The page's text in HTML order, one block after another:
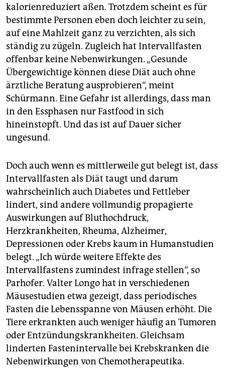
kalorienreduziert aßen. Trotzdem scheint es für
bestimmte Personen eben doch leichter zu sein,
auf eine Mahlzeit ganz zu verzichten, als sich
ständig zu zügeln. Zugleich hat Intervallfasten
offenbar keine Nebenwirkungen. „Gesunde
Übergewichtige können diese Diät auch ohne
ärztliche Beratung ausprobieren“, meint
Schürmann. Eine Gefahr ist allerdings, dass man
in den Essphasen nur Fastfood in sich
hineinstopft. Und das ist auf Dauer sicher
ungesund.
Doch auch wenn es mittlerweile gut belegt ist, dass
Intervallfasten als Diät taugt und darum
wahrscheinlich auch Diabetes und Fettleber
lindert, sind andere vollmundig propagierte
Auswirkungen auf Bluthochdruck,
Herzkrankheiten, Rheuma, Alzheimer,
Depressionen oder Krebs kaum in Humanstudien
belegt. „Ich würde weitere Effekte des
Intervallfastens zumindest infrage stellen“, so
Parhofer. Valter Longo hat in verschiedenen
Mäusestudien etwa gezeigt, dass periodisches
Fasten die Lebensspanne von Mäusen erhöht. Die
Tiere erkrankten auch weniger häufig an Tumoren
oder Entzündungskrankheiten. Gleichsam
linderten Fastenintervalle bei Krebskranken die
Nebenwirkungen von Chemotherapeutika.